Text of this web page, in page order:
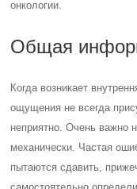
онкологии.
Общая
Когда возникает
ощущения не всегда
неприятно. Очень важно
механически. Частая
пытаются сдавить,